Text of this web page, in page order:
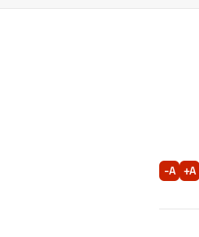
A+
A-